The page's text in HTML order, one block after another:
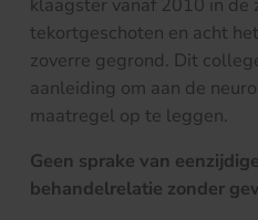
tekortgeschoten en acht
zoverre gegrond. Dit
aanleiding om aan de
maatregel op te leggen.
Geen sprake van
behandelrelatie zonder